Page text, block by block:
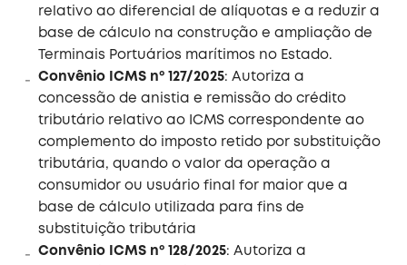
relativo ao diferencial de alíquotas e a reduzir a
base de cálculo na construção e ampliação de
Terminais Portuários marítimos no Estado.
Convênio ICMS nº 127/2025: Autoriza a
concessão de anistia e remissão do crédito
tributário relativo ao ICMS correspondente ao
complemento do imposto retido por substituição
tributária, quando o valor da operação a
consumidor ou usuário final for maior que a
base de cálculo utilizada para fins de
substituição tributária
Convênio ICMS nº 128/2025: Autoriza a